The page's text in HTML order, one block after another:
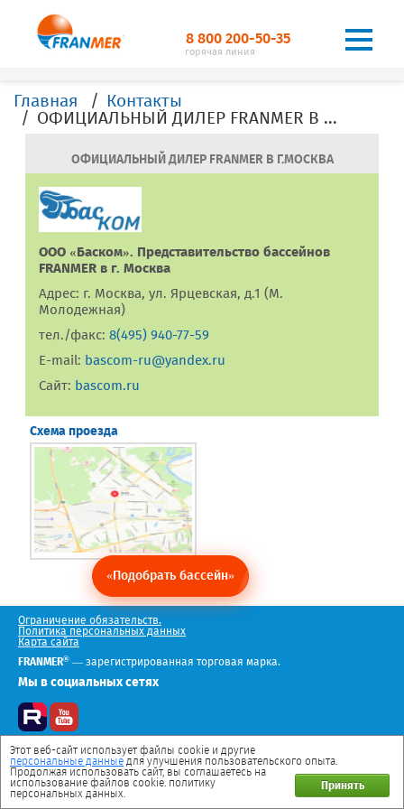
8 800 200-50-35
горячая линия
Главная
Контакты
ОФИЦИАЛЬНЫЙ ДИЛЕР FRANMER В Г. Москва
ОФИЦИАЛЬНЫЙ ДИЛЕР FRANMER В Г.МОСКВА
ООО «Баском». Представительство бассейнов
FRANMER в г. Москва
Адрес: г. Москва, ул. Ярцевская, д.1 (М.
Молодежная)
тел./факс: 8(495) 940-77-59
E-mail: bascom-ru@yandex.ru
Сайт: bascom.ru
Схема проезда
«Подобрать бассейн»
Ограничение обязательств.
Политика персональных данных
Карта сайта
FRANMER® — зарегистрированная торговая марка.
Мы в социальных сетях
Этот веб-сайт использует файлы cookie и другие
персональные данные для улучшения пользовательского опыта.
Принять
Продолжая использовать сайт, вы соглашаетесь на
использование файлов cookie. политику
персональных данных.